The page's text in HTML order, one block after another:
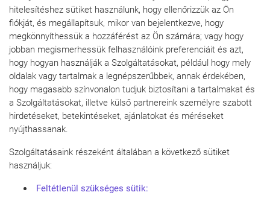
hitelesítéshez sütiket használunk, hogy ellenőrizzük az Ön
fiókját, és megállapítsuk, mikor van bejelentkezve, hogy
megkönnyíthessük a hozzáférést az Ön számára; vagy hogy
jobban megismerhessük felhasználóink preferenciáit és azt,
hogy hogyan használják a Szolgáltatásokat, például hogy mely
oldalak vagy tartalmak a legnépszerűbbek, annak érdekében,
hogy magasabb színvonalon tudjuk biztosítani a tartalmakat és
a Szolgáltatásokat, illetve külső partnereink személyre szabott
hirdetéseket, betekintéseket, ajánlatokat és méréseket
nyújthassanak.
Szolgáltatásaink részeként általában a következő sütiket
használjuk:
Feltétlenül szükséges sütik: